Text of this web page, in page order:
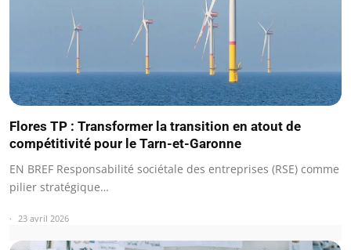
Flores TP : Transformer la transition en atout de
compétitivité pour le Tarn-et-Garonne
EN BREF Responsabilité sociétale des entreprises (RSE) comme
pilier stratégique…
23 avril 2026